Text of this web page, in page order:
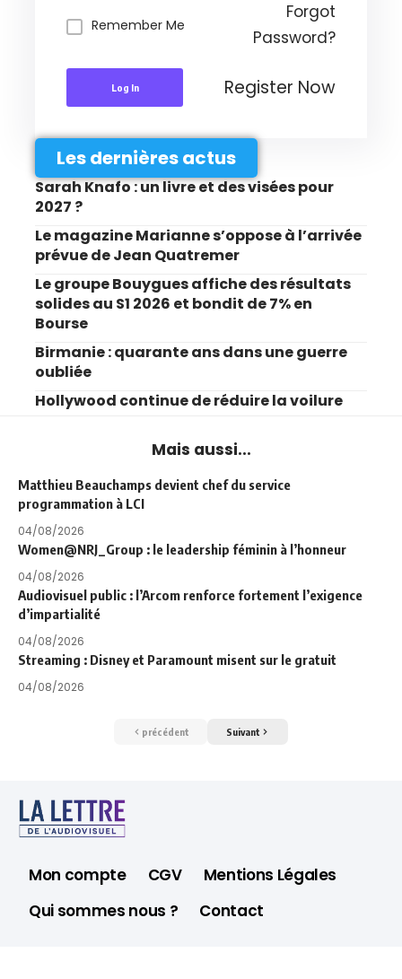
Remember Me
Forgot
Password?
Log In Register Now
Les dernières actus
Sarah Knafo : un livre et des visées pour
2027 ?
Le magazine Marianne s’oppose à l’arrivée
prévue de Jean Quatremer
Le groupe Bouygues affiche des résultats
solides au S1 2026 et bondit de 7% en
Bourse
Birmanie : quarante ans dans une guerre
oubliée
Hollywood continue de réduire la voilure
Mais aussi...
Matthieu Beauchamps devient chef du service
programmation à LCI
04/08/2026
Women@NRJ_Group : le leadership féminin à l’honneur
04/08/2026
Audiovisuel public : l’Arcom renforce fortement l’exigence
d’impartialité
04/08/2026
Streaming : Disney et Paramount misent sur le gratuit
04/08/2026
précédent Suivant
Mon compte CGV
Mentions Légales
Qui sommes nous ?
Contact